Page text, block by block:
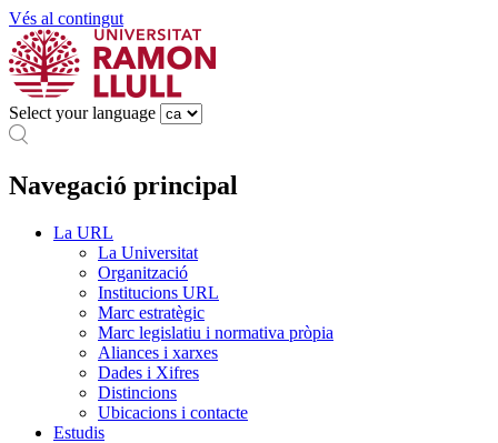
Vés al contingut
Select your language
Navegació principal
La URL
La Universitat
Organització
Institucions URL
Marc estratègic
Marc legislatiu i normativa pròpia
Aliances i xarxes
Dades i Xifres
Distincions
Ubicacions i contacte
Estudis